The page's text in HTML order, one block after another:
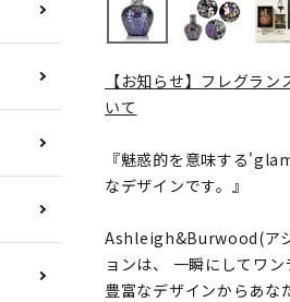
【お知らせ】フレグラ
いて
『魅惑的を意味する
なデザインです。』
Ashleigh&Burwood(ア
ョンは、 一瞬にしてワ
豊富なデザインからあな